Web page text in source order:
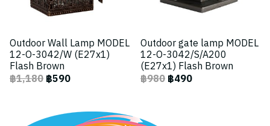
Outdoor Wall Lamp MODEL
12-O-3042/W (E27x1)
Flash Brown
฿1,180฿590
Outdoor gate lamp MODEL
12-O-3042/S/A200
(E27x1) Flash Brown
฿980฿490